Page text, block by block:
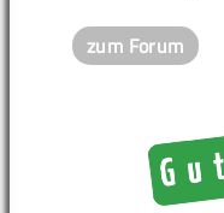
zum Forum